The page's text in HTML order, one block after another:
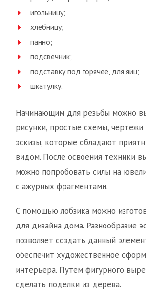
игольницу;
хлебницу;
панно;
подсвечник;
подставку под горячее, для яиц;
шкатулку.
Начинающим для резьбы можно
рисунки, простые схемы, чертежи
эскизы, которые обладают
видом. После освоения техники
можно попробовать силы на
с ажурных фрагментами.
С помощью лобзика можно
для дизайна дома. Разнообразие
позволяет создать данный
обеспечит художественное
интерьера. Путем фигурного
сделать поделки из дерева.